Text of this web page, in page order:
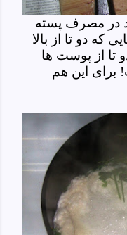
در مصرف پسته
که دو تا از بالا
تا از پوست ها
برای این هم